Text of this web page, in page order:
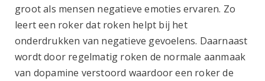
groot als mensen negatieve emoties ervaren. Zo
leert een roker dat roken helpt bij het
onderdrukken van negatieve gevoelens. Daarnaast
wordt door regelmatig roken de normale aanmaak
van dopamine verstoord waardoor een roker de